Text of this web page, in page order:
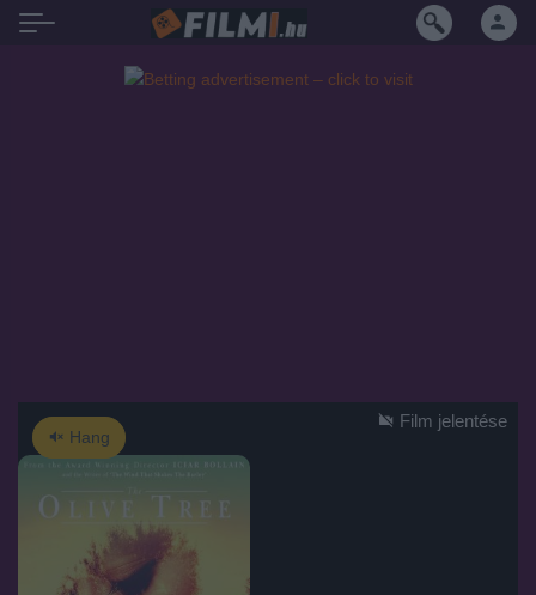
Hang
Film jelentése